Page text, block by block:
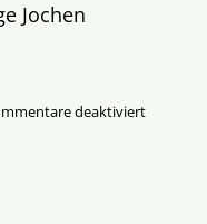
Jochen
deaktiviertfür